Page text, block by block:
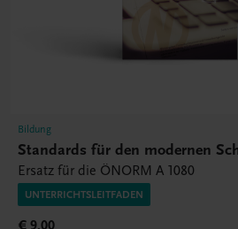
Bildung
Standards für den modernen
Ersatz für die ÖNORM A 1080
UNTERRICHTSLEITFADEN
€ 9,00